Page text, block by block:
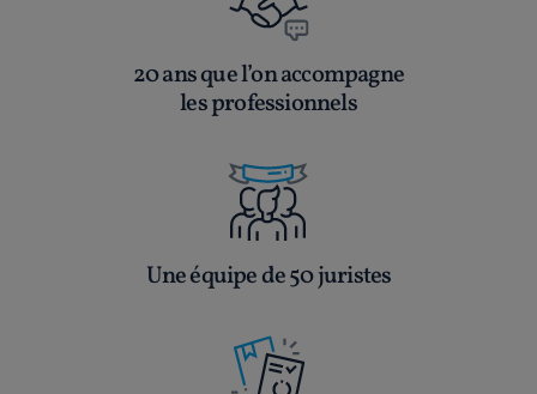
20 ans que l’on accompagne
les professionnels
Une équipe de 50 juristes